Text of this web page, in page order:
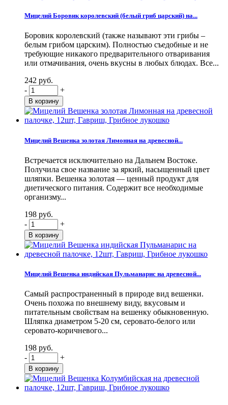
Мицелий Боровик королевский (белый гриб царский) на...
Боровик королевский (также называют эти грибы –
белым грибом царским). Полностью съедобные и не
требующие никакого предварительного отваривания
или отмачивания, очень вкусны в любых блюдах. Все...
242 руб.
-
+
Мицелий Вешенка золотая Лимонная на древесной...
Встречается исключительно на Дальнем Востоке.
Получила свое название за яркий, насыщенный цвет
шляпки. Вешенка золотая — ценный продукт для
диетического питания. Содержит все необходимые
организму...
198 руб.
-
+
Мицелий Вешенка индийская Пульманарис на древесной...
Самый распространенный в природе вид вешенки.
Очень похожа по внешнему виду, вкусовым и
питательным свойствам на вешенку обыкновенную.
Шляпка диаметром 5-20 см, серовато-белого или
серовато-коричневого...
198 руб.
-
+